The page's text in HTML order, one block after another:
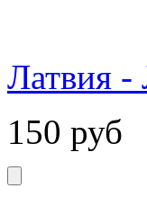
Латвия -
150 руб